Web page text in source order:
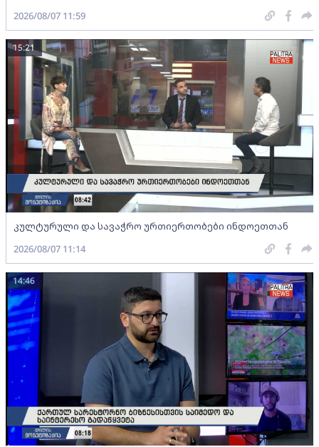
2026/08/07 11:59
კულტურული და სავაჭრო ურთიერთობები ინდოეთთან
15:21
2026/08/07 11:14
14:46